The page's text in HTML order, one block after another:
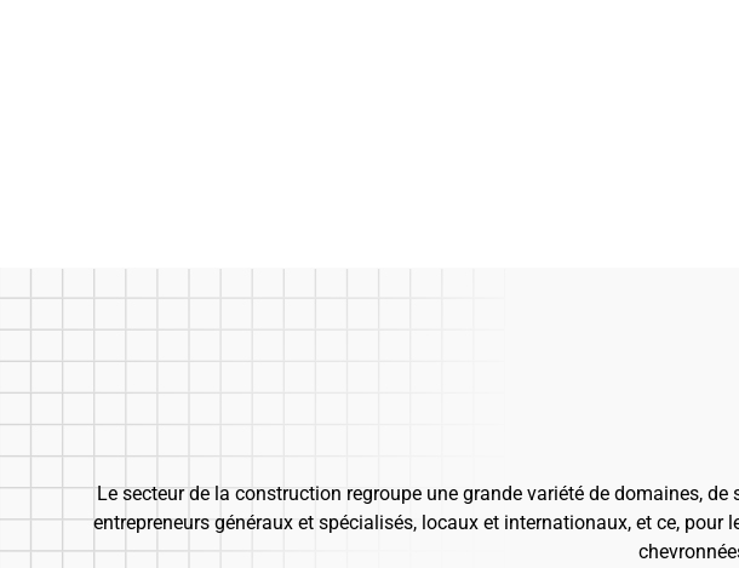
Le secteur de la construction regroupe une grande variété de domaines,
entrepreneurs généraux et spécialisés, locaux et internationaux, et ce,